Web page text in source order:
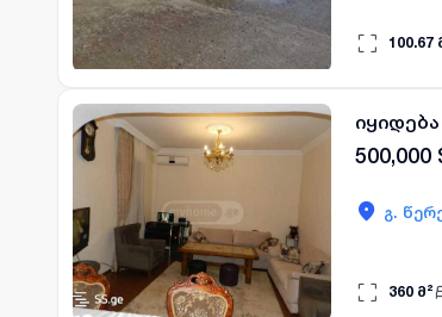
100.67
500,000
გ.
360 მ²